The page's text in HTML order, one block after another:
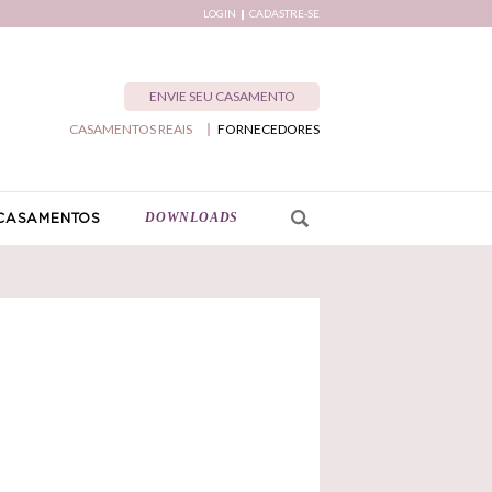
LOGIN CADASTRE-SE
ENVIE SEU CASAMENTO
FORNECEDORES
CASAMENTOS REAIS
DOWNLOADS